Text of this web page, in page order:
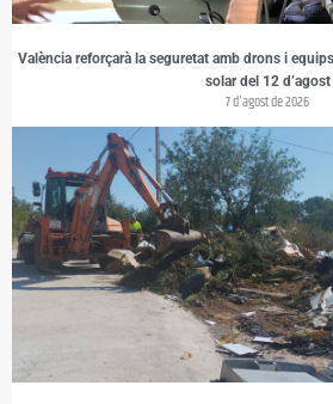
València reforçarà la seguretat amb drons i
solar del 12 d’agost
7 d'agost de 2026